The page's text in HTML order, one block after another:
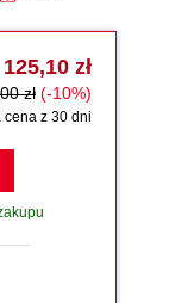
125,10 zł
zł (-10%)
cena z 30 dni